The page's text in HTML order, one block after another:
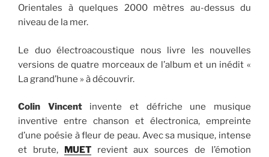
Orientales à quelques 2000 mètres au-dessus du
niveau de la mer.
Le duo électroacoustique nous livre les nouvelles
versions de quatre morceaux de l’album et un inédit «
La grand’hune » à découvrir.
Colin Vincentinvente et défriche une musique
inventive entre chanson et électronica, empreinte
d’une poésie à fleur de peau. Avec sa musique, intense
et brute, MUETrevient aux sources de l’émotion